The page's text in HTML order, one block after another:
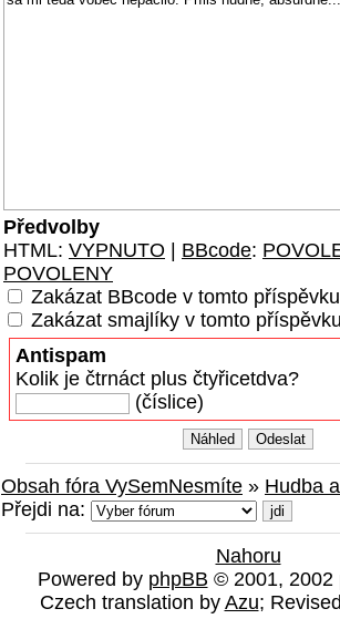
Předvolby
HTML: VYPNUTO BBcode:
POVOLENY
Zakázat BBcode v tomto příspěvku
Zakázat smajlíky v tomto příspěvku
Antispam
Kolik je čtrnáct plus čtyřicetdva?
(číslice)
Obsah fóra VySemNesmíte » Hudba
Přejdi na:
Nahoru
Powered by phpBB © 2001, 2002
Czech translation by Azu;